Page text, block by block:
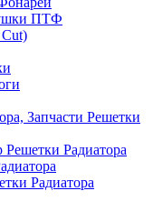
ПТФ
Запчасти Решетки
Решетки Радиатора
Радиатора